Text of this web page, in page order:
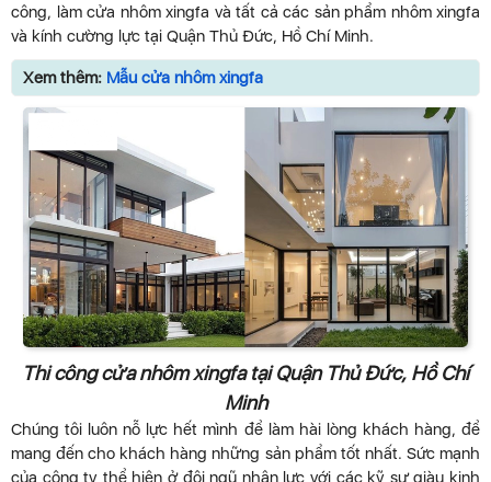
công, làm cửa nhôm xingfa và tất cả các sản phẩm nhôm xingfa
và kính cường lực tại Quận Thủ Đức, Hồ Chí Minh.
Xem thêm: Mẫu cửa nhôm xingfa
Thi công cửa nhôm xingfa tại Quận Thủ Đức, Hồ Chí
Minh
Chúng tôi luôn nỗ lực hết mình để làm hài lòng khách hàng, để
mang đến cho khách hàng những sản phẩm tốt nhất. Sức mạnh
của công ty thể hiện ở đội ngũ nhân lực với các kỹ sư giàu kinh